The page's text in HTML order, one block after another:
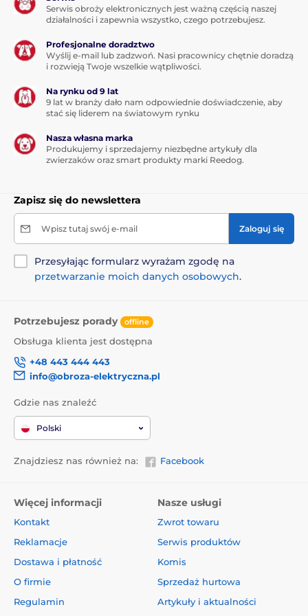
gramy (wraz z baterią). Odbiornik ma 3,5
cm szerokości, 7 cm wysokości, 2,5 cm głębokości i
waży64 gramy.
Produkt znajduje się w kategoriach
Obroże treningowe
301 do 600 metrów Elektryczne
Wodoodporne Dla małych psów
Dla średnich psów
Dla 3 - 9 psów
Serwis obroży elektronicznych jest ważną częścią naszej
działalności i zapewnia wszystko, czego potrzebujesz.
Profesjonalne doradztwo
Wyślij e-mail lub zadzwoń. Nasi pracownicy chętnie doradzą
i rozwieją Twoje wszelkie wątpliwości.
Na rynku od 9 lat
9 lat w branży dało nam odpowiednie doświadczenie, aby
stać się liderem na światowym rynku
Nasza własna marka
Produkujemy i sprzedajemy niezbędne artykuły dla
zwierzaków oraz smart produkty marki Reedog.
Zapisz się do newslettera
Wpisz tutaj swój e-mail Zaloguj się
Przesyłając formularz wyrażam zgodę na
przetwarzanie moich danych osobowych.
Potrzebujesz porady offline
Obsługa klienta jest dostępna
+48 443 444 443
info@obroza-elektryczna.pl
Gdzie nas znaleźć
Polski
Znajdziesz nas również na: Facebook
Więcej informacji
Kontakt
Reklamacje
Dostawa i płatność
O firmie
Regulamin
Nasze usługi
Zwrot towaru
Serwis produktów
Komis
Sprzedaż hurtowa
Artykuły i aktualności